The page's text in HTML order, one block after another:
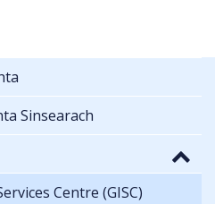
Sinsearach
Centre (GISC)